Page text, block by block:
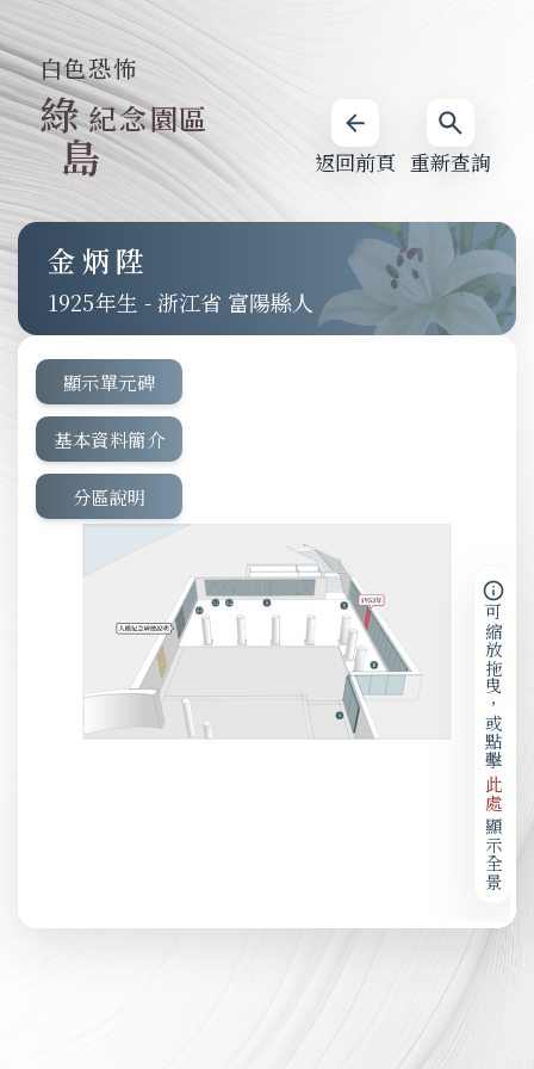
重新查詢
返回前頁
白色恐怖
綠
島
紀念園區
金炳陞
1925 - 浙江省 富陽縣人
顯示單元碑
基本資料簡介
分區說明
可縮放拖曳，或點擊
此處
顯示全景